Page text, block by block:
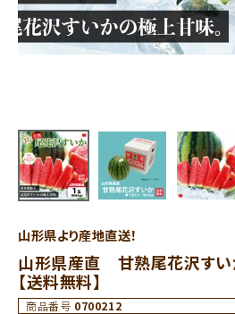
山形県より産地直送！
山形県産直 甘熟尾花沢すい
【送料無料】
商品番号 0700212